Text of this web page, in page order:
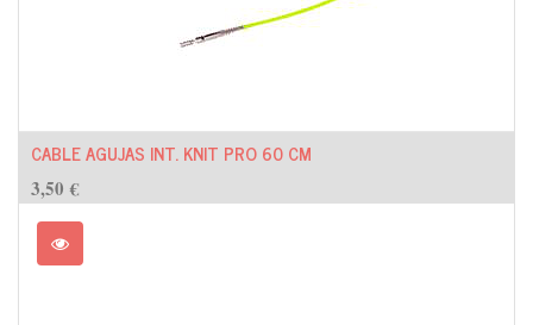
CABLE AGUJAS INT. KNIT PRO 60 CM
3,50 €